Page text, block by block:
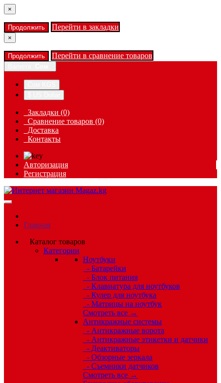
×
Продолжить Перейти в закладки
×
Продолжить Перейти в сравнение товаров
Закладки (0)
Сравнение товаров (0)
Доставка
Контакты
Авторизация
Регистрация
Главная
Каталог товаров
Категории
Ноутбуки
- Батарейки
- Блок питания
- Клавиатура для ноутбуков
- Кулер для ноутбука
- Матрицы на ноутбук
Смотреть все →
Антикражные системы
- Антикражные ворота
- Антикражные этикетки и датчики
- Деактиваторы
- Обзорные зеркала
- Съемники датчиков
Смотреть все →